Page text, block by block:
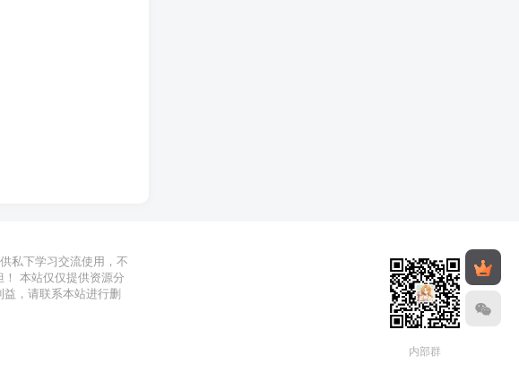
私下学习交流使用，不
本站仅仅提供资源分
，请联系本站进行删
内部群